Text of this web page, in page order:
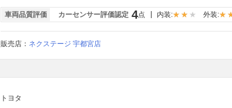
車両品質評価 カーセンサー評価認定 4点 内装: 外装:
販売店： ネクステージ 宇都宮店
トヨタ